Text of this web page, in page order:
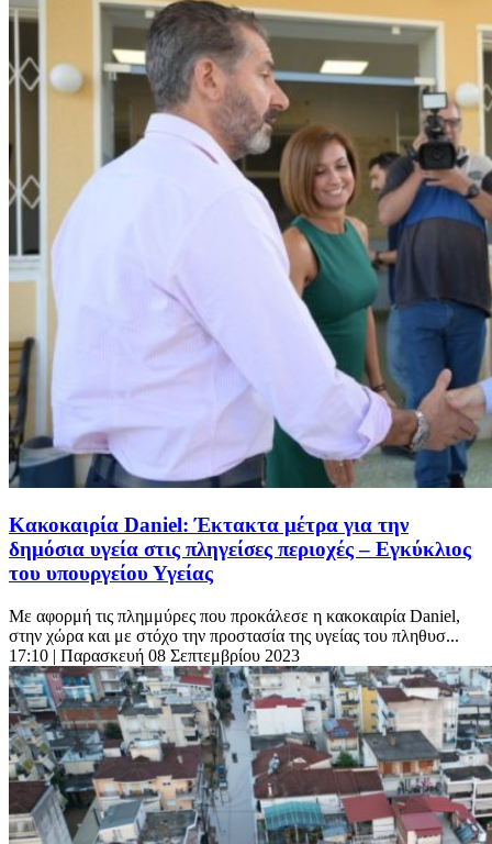
Κακοκαιρία Daniel: Έκτακτα μέτρα για την
δημόσια υγεία στις πληγείσες περιοχές – Εγκύκλιος
του υπουργείου Υγείας
Με αφορμή τις πλημμύρες που προκάλεσε η κακοκαιρία Daniel,
στην χώρα και με στόχο την προστασία της υγείας του πληθυσ...
17:10 | Παρασκευή 08 Σεπτεμβρίου 2023